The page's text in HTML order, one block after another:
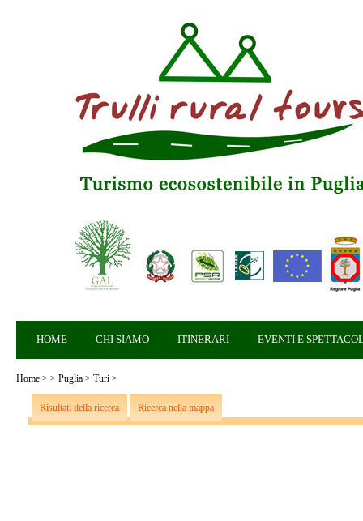
HOME CHI SIAMO ITINERARI EVENTI E
Home > > Puglia > Turi >
Risultati della ricerca Ricerca nella mappa